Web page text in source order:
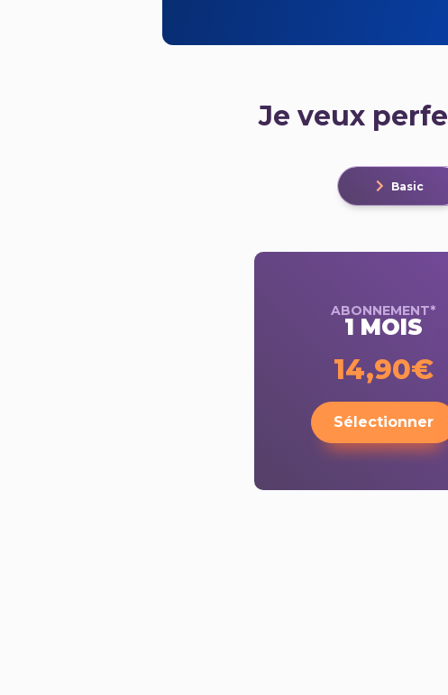
Je veux
Basic
ABONNEMENT*
1 MOIS
14,90€
Sélectionner